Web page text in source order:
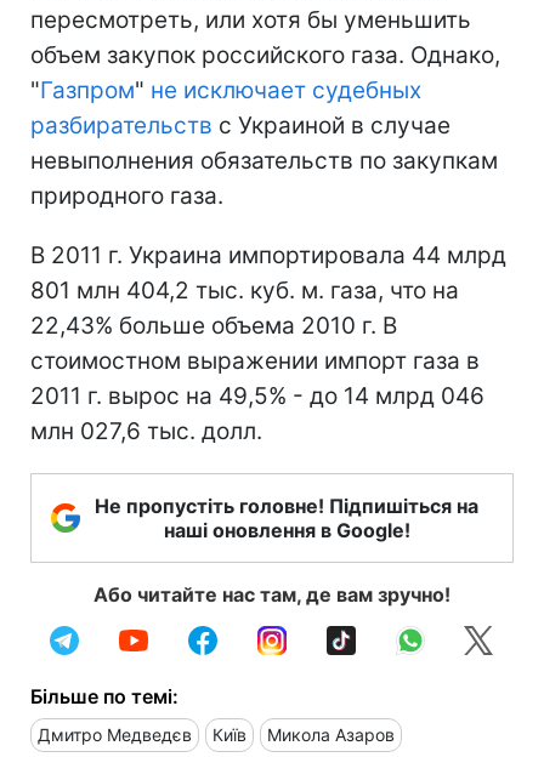
пересмотреть, или хотя бы уменьшить
объем закупок российского газа. Однако,
"Газпром" не исключает судебных
разбирательств с Украиной в случае
невыполнения обязательств по закупкам
природного газа.
В 2011 г. Украина импортировала 44 млрд
801 млн 404,2 тыс. куб. м. газа, что на
22,43% больше объема 2010 г. В
стоимостном выражении импорт газа в
2011 г. вырос на 49,5% - до 14 млрд 046
млн 027,6 тыс. долл.
Не пропустіть головне! Підпишіться на
наші оновлення в Google!
Або читайте нас там, де вам зручно!
Більше по темі:
Дмитро Медведєв Київ Микола Азаров